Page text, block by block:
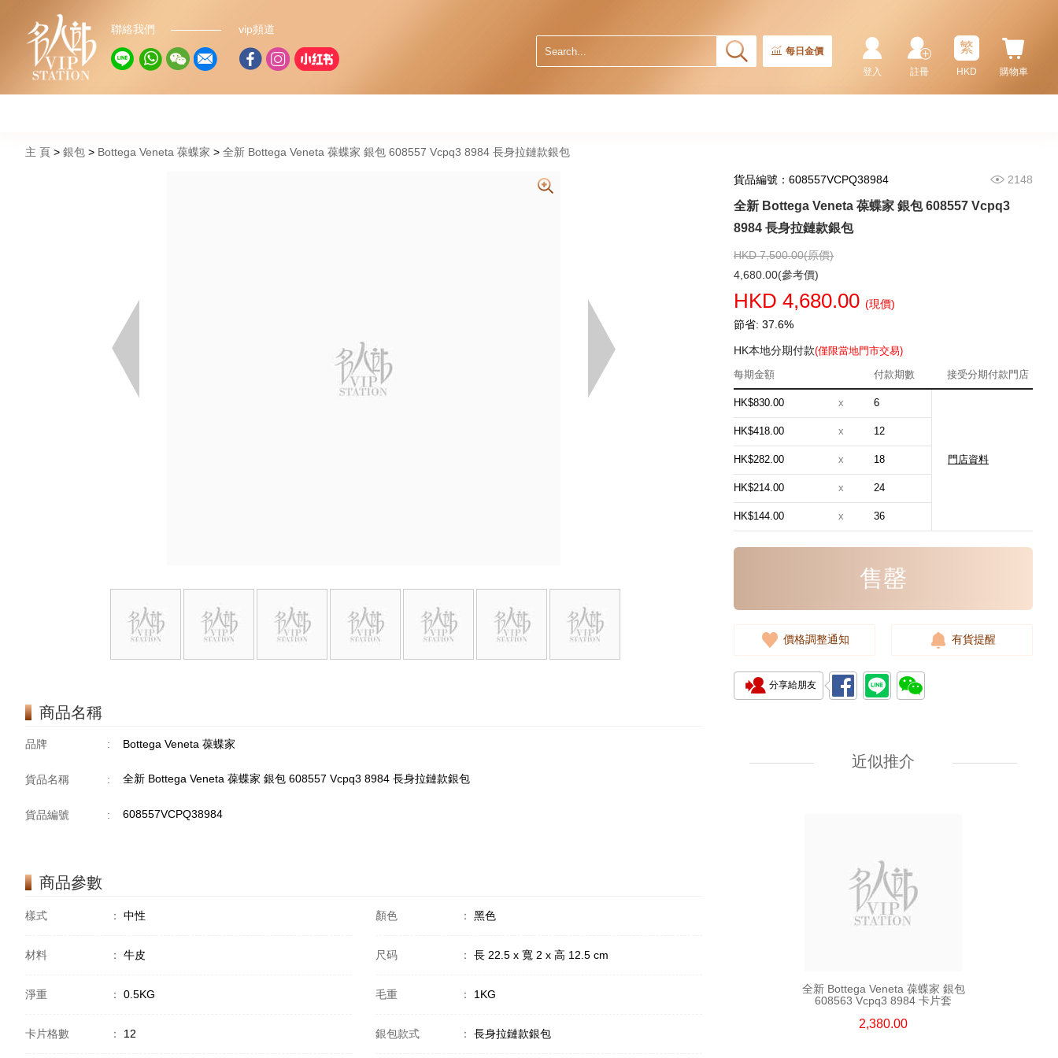
聯絡我們 vip頻道
每日金價
購物車
繁
HKD
註冊
登入
主 頁 銀包 Bottega Veneta 葆蝶家 全新 Bottega Veneta 葆蝶家 銀包 608557 Vcpq3 8984 長身拉鏈款銀包
商品名稱
品牌 : Bottega Veneta 葆蝶家
貨品名稱 : 全新 Bottega Veneta 葆蝶家 銀包 608557 Vcpq3 8984 長身拉鏈款銀包
貨品編號 : 608557VCPQ38984
商品參數
樣式 ： 中性 顏色 ： 黑色
材料 ： 牛皮 尺码 ： 長 22.5 x 寬 2 x 高 12.5 cm
淨重 ： 0.5KG 毛重 ： 1KG
卡片格數 ： 12 銀包款式 ： 長身拉鏈款銀包
貨品編號：608557VCPQ38984 2148
全新 Bottega Veneta 葆蝶家 銀包 608557 Vcpq3
8984 長身拉鏈款銀包
HKD 7,500.00(原價)
4,680.00(參考價)
HKD 4,680.00 (現價)
節省: 37.6%
HK本地分期付款(僅限當地門市交易)
每期金額
付款期數 接受分期付款門店
HK$830.00 x 6
門店資料
HK$418.00 x 12
HK$282.00 x 18
HK$214.00 x 24
HK$144.00 x 36
售罄
價格調整通知 有貨提醒
分享給朋友
近似推介
全新 Bottega Veneta 葆蝶家 銀包
679802 Vcpq3 8803 卡片套
全新 Bottega Veneta 葆蝶家 銀包
短身啪鈕款銀包
3,480.00
短身折疊款銀包
2,380.00
全新 Bottega Veneta 葆蝶家 銀包
608563 Vcpq3 8984 卡片套
2,380.00